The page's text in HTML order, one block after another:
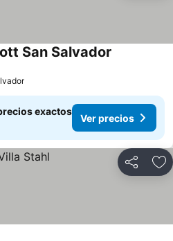
San Salvador
exactos
Ver precios
Compartir